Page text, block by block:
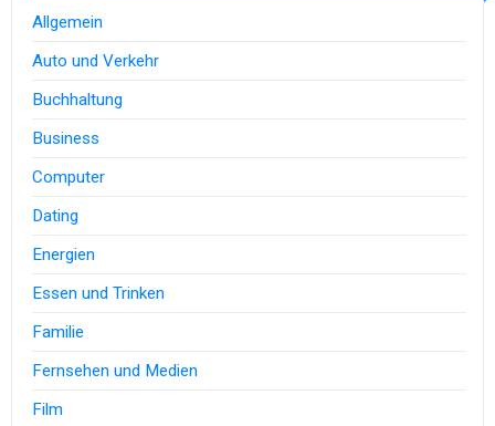
Allgemein
Auto und Verkehr
Buchhaltung
Business
Computer
Dating
Energien
Essen und Trinken
Familie
Fernsehen und Medien
Film